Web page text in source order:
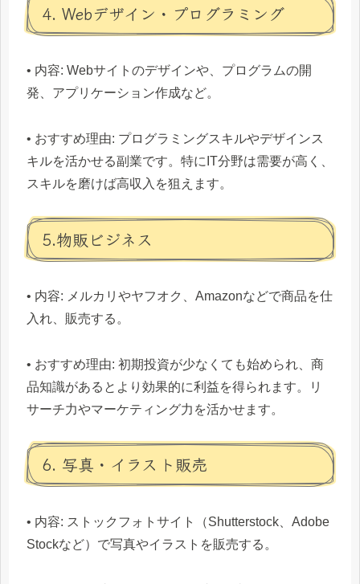
4. Webデザイン・プログラミング
• 内容: Webサイトのデザインや、プログラムの開
発、アプリケーション作成など。
• おすすめ理由: プログラミングスキルやデザインス
キルを活かせる副業です。特にIT分野は需要が高く、
スキルを磨けば高収入を狙えます。
5.物販ビジネス
• 内容: メルカリやヤフオク、Amazonなどで商品を仕
入れ、販売する。
• おすすめ理由: 初期投資が少なくても始められ、商
品知識があるとより効果的に利益を得られます。リ
サーチ力やマーケティング力を活かせます。
6. 写真・イラスト販売
• 内容: ストックフォトサイト（Shutterstock、Adobe
Stockなど）で写真やイラストを販売する。